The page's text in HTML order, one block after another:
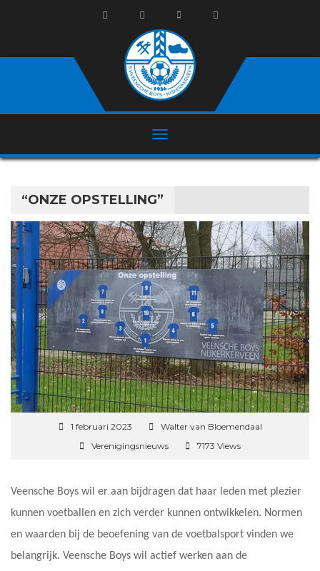
“ONZE OPSTELLING”
1 februari 2023
Walter van Bloemendaal
Verenigingsnieuws
7173 Views
Veensche Boys wil er aan bijdragen dat haar leden met plezier
kunnen voetballen en zich verder kunnen ontwikkelen. Normen
en waarden bij de beoefening van de voetbalsport vinden we
belangrijk. Veensche Boys wil actief werken aan de